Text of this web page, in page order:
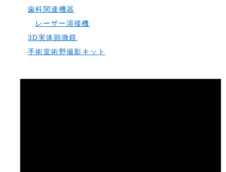
歯科関連機器
レーザー溶接機
3D実体顕微鏡
手術室術野撮影キット